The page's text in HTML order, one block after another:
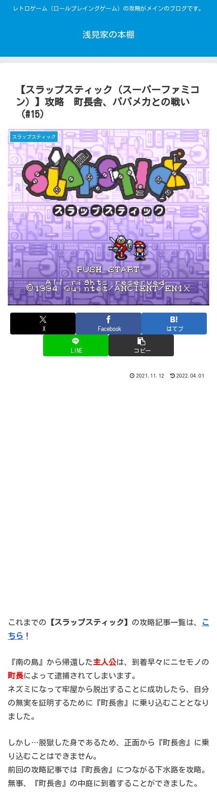
レトロゲーム（ロールプレイングゲーム）の攻略がメインのブログです。
浅見家の本棚
【スラップスティック（スーパーファミコ
ン）】攻略 町長舎、パパメカとの戦い
（#15）
スラップスティック
X Facebook はてブ
LINE コピー
2021.11.12 2022.04.01
これまでの 【スラップスティック】 の攻略記事一覧は、
こ
ちら ！
『南の島』から帰還した主人公は、到着早々にニセモノの
町長によって逮捕されてしまいます。
ネズミになって牢屋から脱出することに成功したら、自分
の無実を証明するために『町長舎』に乗り込むこととなり
ました。
しかし…脱獄した身であるため、正面から『町長舎』に乗
り込むことはできません。
前回の攻略記事では『町長舎』につながる下水路を攻略。
無事、『町長舎』の中庭に到着することができました。